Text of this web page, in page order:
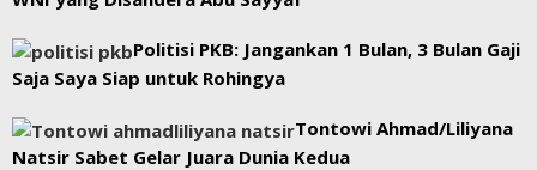
Politisi PKB: Jangankan 1 Bulan, 3 Bulan Gaji
Saja Saya Siap untuk Rohingya
Tontowi Ahmad/Liliyana
Natsir Sabet Gelar Juara Dunia Kedua